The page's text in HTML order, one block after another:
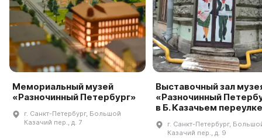
Мемориальный музей
«Разночинный Петербург»
г. Санкт-Петербург, Большой
Казачий пер., д. 7
Выставочный зал
«Разночинный
в Б. Казачьем переулке
г. Санкт-Петербург,
Казачий пер., д. 9